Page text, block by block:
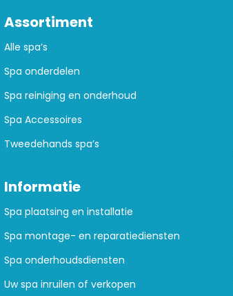
Assortiment
Alle spa’s
Spa onderdelen
Spa reiniging en onderhoud
Spa Accessoires
Tweedehands spa’s
Informatie
Spa plaatsing en installatie
Spa montage- en reparatiediensten
Spa onderhoudsdiensten
Uw spa inruilen of verkopen